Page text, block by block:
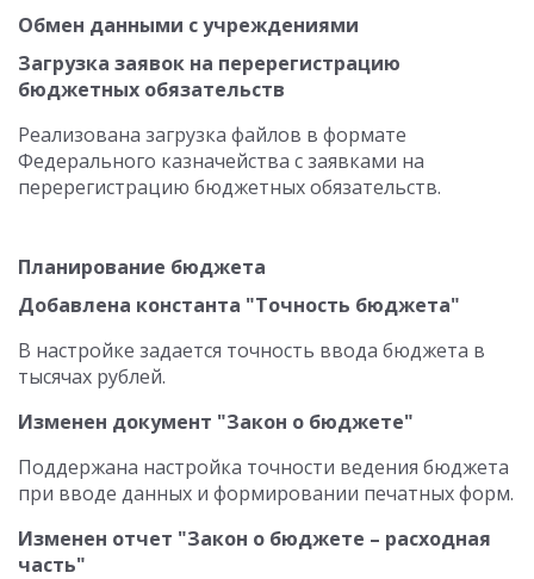
Обмен данными с учреждениями
Загрузка заявок на перерегистрацию
бюджетных обязательств
Реализована загрузка файлов в формате
Федерального казначейства с заявками на
перерегистрацию бюджетных обязательств.
Планирование бюджета
Добавлена константа "Точность бюджета"
В настройке задается точность ввода бюджета в
тысячах рублей.
Изменен документ "Закон о бюджете"
Поддержана настройка точности ведения бюджета
при вводе данных и формировании печатных форм.
Изменен отчет "Закон о бюджете – расходная
часть"